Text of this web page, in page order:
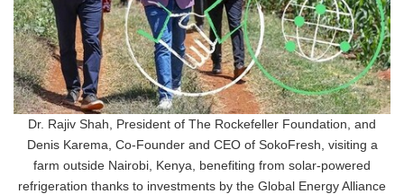
Dr. Rajiv Shah, President of The Rockefeller Foundation, and
Denis Karema, Co-Founder and CEO of SokoFresh, visiting a
farm outside Nairobi, Kenya, benefiting from solar-powered
refrigeration thanks to investments by the Global Energy Alliance